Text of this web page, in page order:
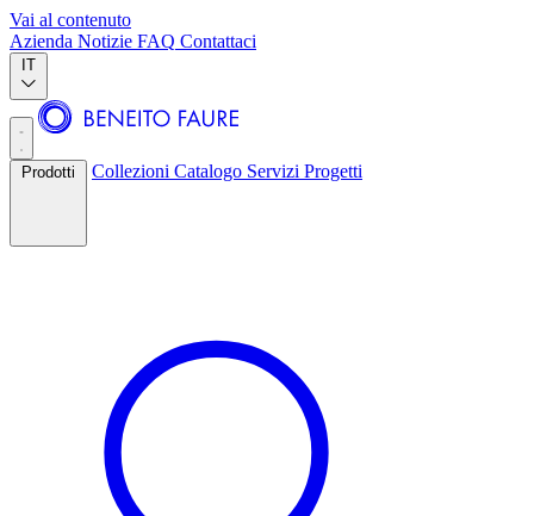
Vai al contenuto
Azienda Notizie FAQ Contattaci
IT
Prodotti Collezioni Catalogo Servizi Progetti